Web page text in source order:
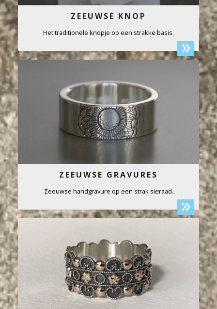
ZEEUWSE KNOP
Het traditionele knopje op een strakke basis.
ZEEUWSE GRAVURES
Zeeuwse handgravure op een strak sieraad.